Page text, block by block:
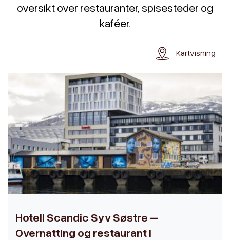
oversikt over restauranter, spisesteder og
kaféer.
Kartvisning
Hotell Scandic Syv Søstre –
Overnatting og restaurant i